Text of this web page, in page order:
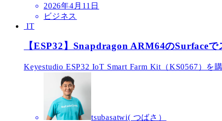
2026年4月11日
ビジネス
IT
【ESP32】Snapdragon ARM64のSurface
Keyestudio ESP32 IoT Smart Farm Kit（KS0567）
tsubasatwi( つばさ）